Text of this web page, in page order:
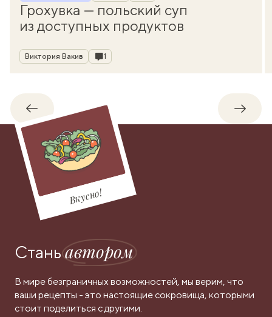
Грохувка — польский суп
из доступных продуктов
Автор
Виктория Вакив Комментарии
1
Обратно
Вкусно!
Станьавтором
В мире безграничных возможностей, мы верим, что
ваши рецепты - это настоящие сокровища, которыми
стоит поделиться с другими.